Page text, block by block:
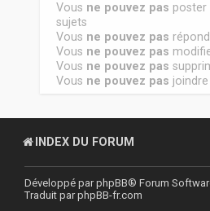
Vous ne pouvez pas poster
sujets
Vous ne pouvez pas
Vous ne pouvez pas
Vous ne pouvez pas
Vous ne pouvez pas
INDEX DU FORUM
Développé parphpBB® Forum
Traduit parphpBB-fr.com